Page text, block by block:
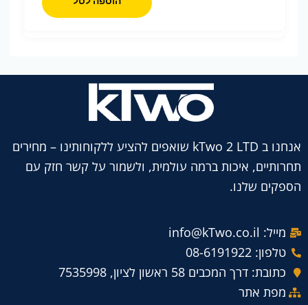
אנחנו ב kTwo 2 LTD שואפים להציע ללקוחותינו – מחירים
תחרותיים, איכות ברמה עולמית, ולשמור על קשר חזק עם
הספקים שלנו.
מייל: info@kTwo.co.il
טלפון: 08-6191922
כתובת: דרך המכבים 58 ראשון לציון, 7535998
מפת אתר